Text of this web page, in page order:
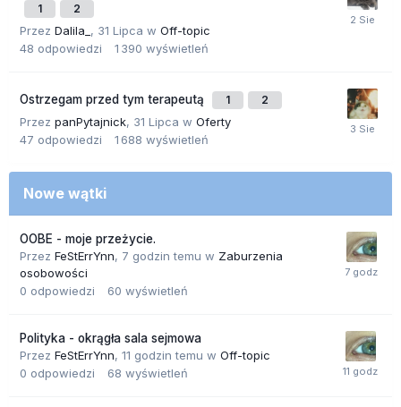
1 2
Przez Dalila_ , 31 Lipca w Off-topic
48 odpowiedzi 1 390 wyświetleń
Ostrzegam przed tym terapeutą 1 2
Przez panPytajnick, 31 Lipca w Oferty
47 odpowiedzi 1 688 wyświetleń
Nowe wątki
OOBE - moje przeżycie.
Przez FeStErrYnn, 7 godzin temu w Zaburzenia
osobowości
0 odpowiedzi 60 wyświetleń
Polityka - okrągła sala sejmowa
Przez FeStErrYnn, 11 godzin temu w Off-topic
0 odpowiedzi 68 wyświetleń